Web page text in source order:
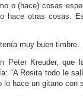
o (hace) cosas
hace otras cosas.
muy buen timbre.
Peter Kreuder, que
“A Rosita todo le
hace un gitano con